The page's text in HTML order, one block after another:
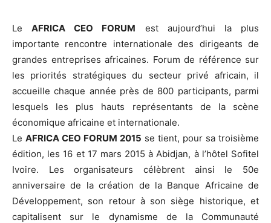
LeAFRICA CEO FORUM est aujourd’hui la plus
importante rencontre internationale des dirigeants de
grandes entreprises africaines. Forum de référence sur
les priorités stratégiques du secteur privé africain, il
accueille chaque année près de 800 participants, parmi
lesquels les plus hauts représentants de la scène
économique africaine et internationale.
Le AFRICA CEO FORUM 2015 se tient, pour sa troisième
édition, les 16 et 17 mars 2015 à Abidjan, à l’hôtel Sofitel
Ivoire. Les organisateurs célèbrent ainsi le 50e
anniversaire de la création de la Banque Africaine de
Développement, son retour à son siège historique, et
capitalisent sur le dynamisme de la Communauté